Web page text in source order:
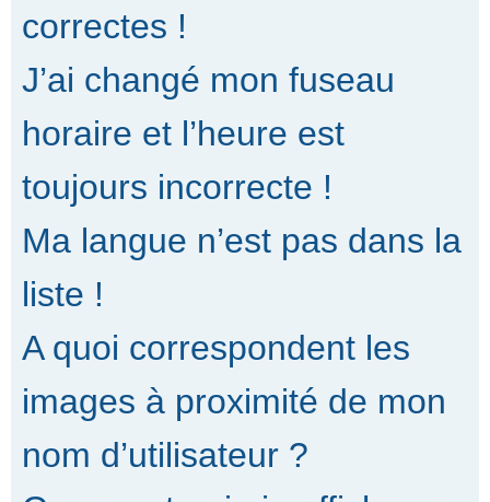
correctes !
J’ai changé mon fuseau
horaire et l’heure est
toujours incorrecte !
Ma langue n’est pas dans la
liste !
A quoi correspondent les
images à proximité de mon
nom d’utilisateur ?